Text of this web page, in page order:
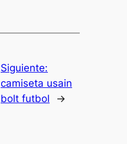
Siguiente:
camiseta usain
bolt futbol
→